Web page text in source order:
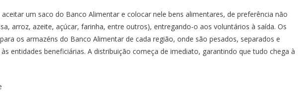
um saco do Banco Alimentar e colocar nele bens alimentares, de preferência não
arroz, azeite, açúcar, farinha, entre outros), entregando-o aos voluntários à saída. Os
os armazéns do Banco Alimentar de cada região, onde são pesados, separados e
entidades beneficiárias. A distribuição começa de imediato, garantindo que tudo chega à